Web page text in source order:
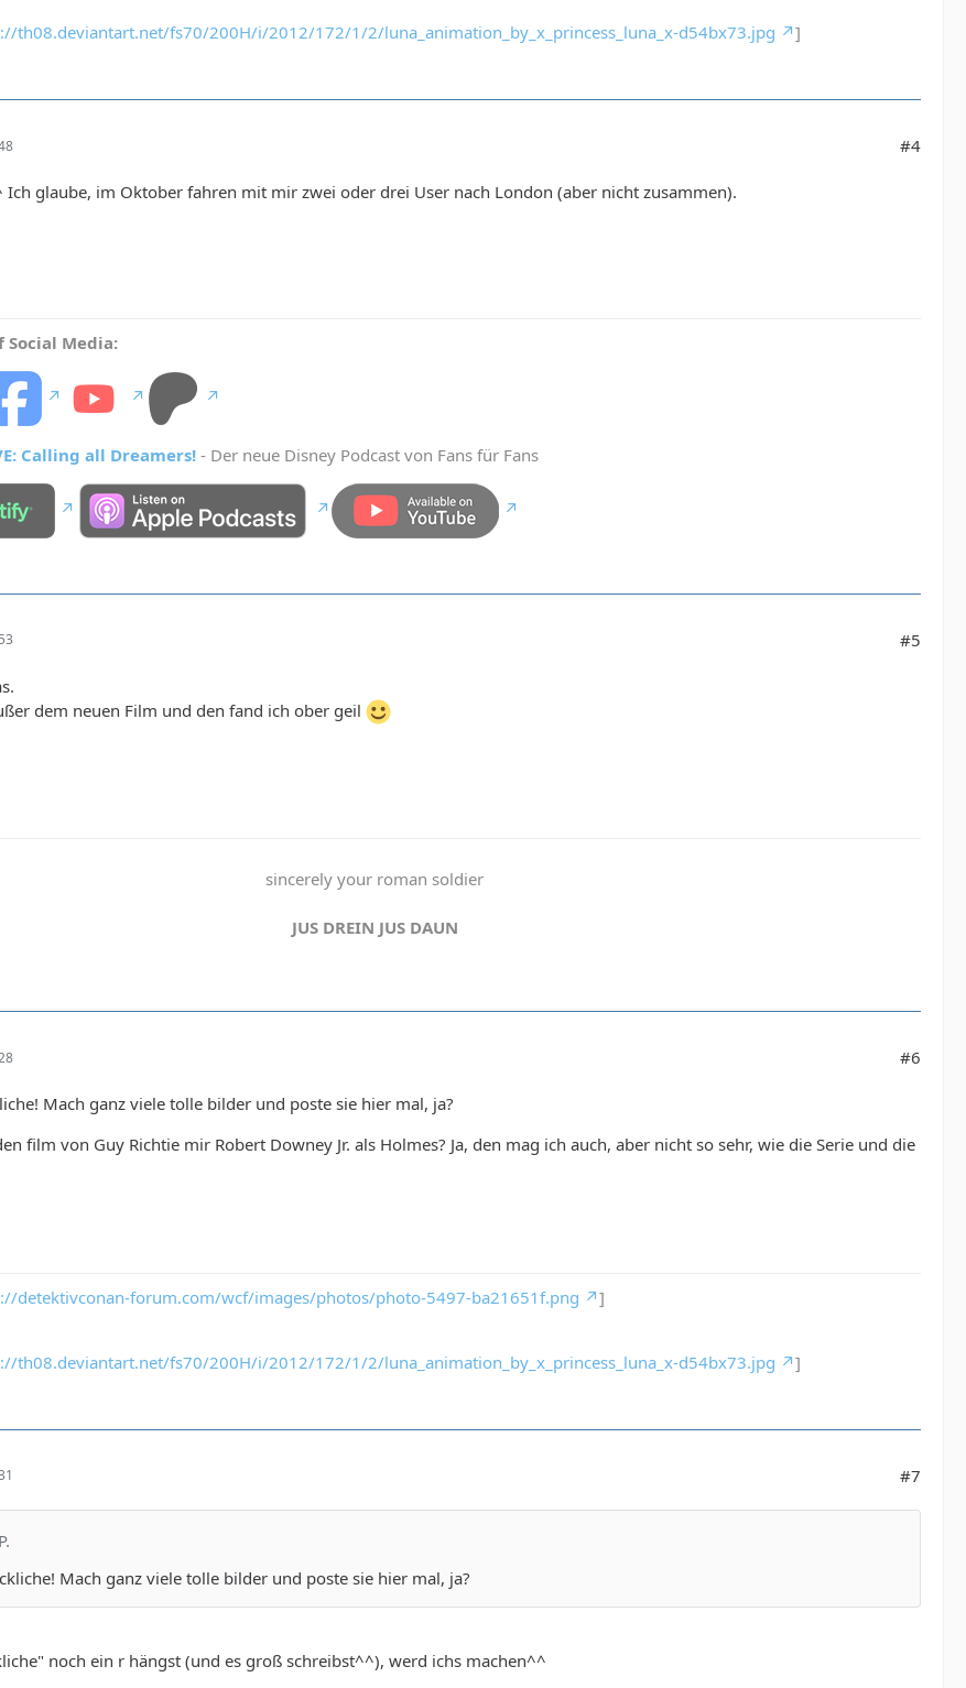
th08.deviantart.net/fs70/200H/i/2012/172/1/2/luna_animation_by_x_princess_luna_x-d54bx73.jpg ]
#4
glaube, im Oktober fahren mit mir zwei oder drei User nach London (aber nicht zusammen).
Social Media:
Calling all Dreamers! - Der neue Disney Podcast von Fans für Fans
#5
dem neuen Film und den fand ich ober geil
sincerely your roman soldier
JUS DREIN JUS DAUN
#6
Mach ganz viele tolle bilder und poste sie hier mal, ja?
film von Guy Richtie mir Robert Downey Jr. als Holmes? Ja, den mag ich auch, aber nicht so sehr, wie die Serie und die
detektivconan-forum.com/wcf/images/photos/photo-5497-ba21651f.png
]
th08.deviantart.net/fs70/200H/i/2012/172/1/2/luna_animation_by_x_princess_luna_x-d54bx73.jpg ]
#7
Mach ganz viele tolle bilder und poste sie hier mal, ja?
noch ein r hängst (und es groß schreibst^^), werd ichs machen^^